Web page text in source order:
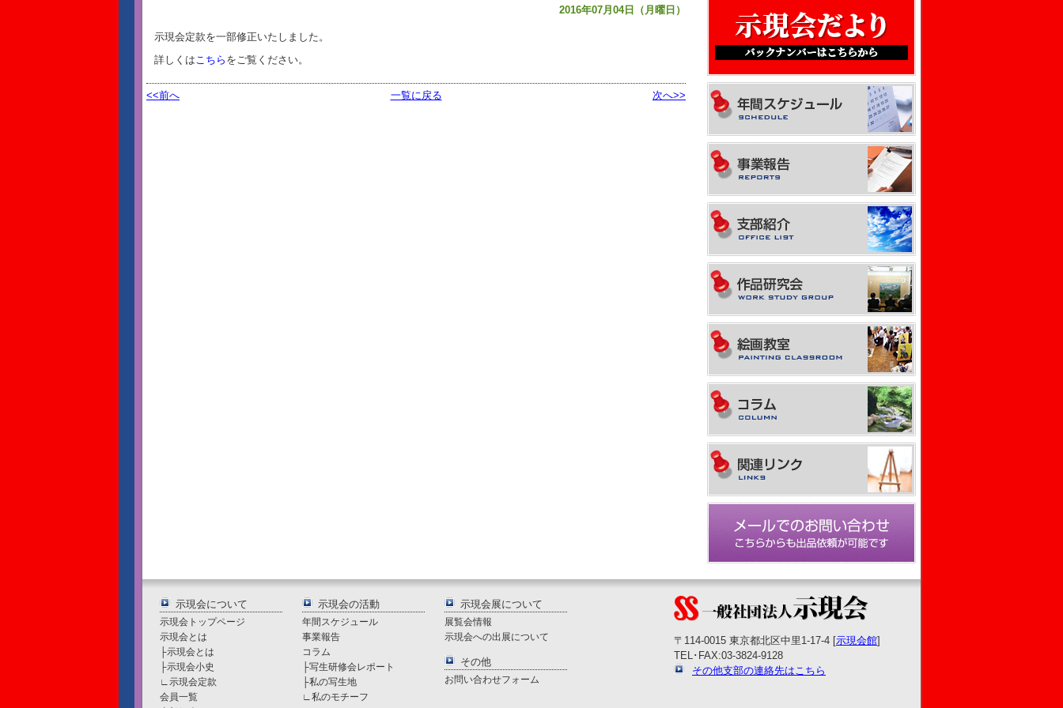
2016年07月04日（月曜日）
示現会定款を一部修正いたしました。
詳しくはこちら をご覧ください。
<<前へ 次へ>>
一覧に戻る
示現会について
示現会トップページ
示現会とは
├示現会とは
├示現会小史
∟ 示現会定款
会員一覧
示現会の活動
年間スケジュール
事業報告
コラム
├写生研修会レポート
├私の写生地
∟ 私のモチーフ
示現会展について
展覧会情報
示現会への出展について
その他
お問い合わせフォーム
〒114-0015 東京都北区中里1-17-4 [示現会館]
TEL･FAX:03-3824-9128
その他支部の連絡先はこちら